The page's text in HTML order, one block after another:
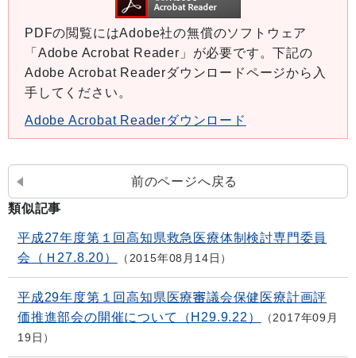
PDFの閲覧にはAdobe社の無償のソフトウェア
「Adobe Acrobat Reader」が必要です。下記の
Adobe Acrobat Readerダウンロードページから入
手してください。
Adobe Acrobat Readerダウンロード
前のページへ戻る
類似記事
平成27年度第１回高知県救急医療体制検討専門委員
会（Ｈ27.8.20）
2015年08月14日
平成29年度第１回高知県医療審議会保健医療計画評
価推進部会の開催について（H29.9.22）
2017年09月
19日